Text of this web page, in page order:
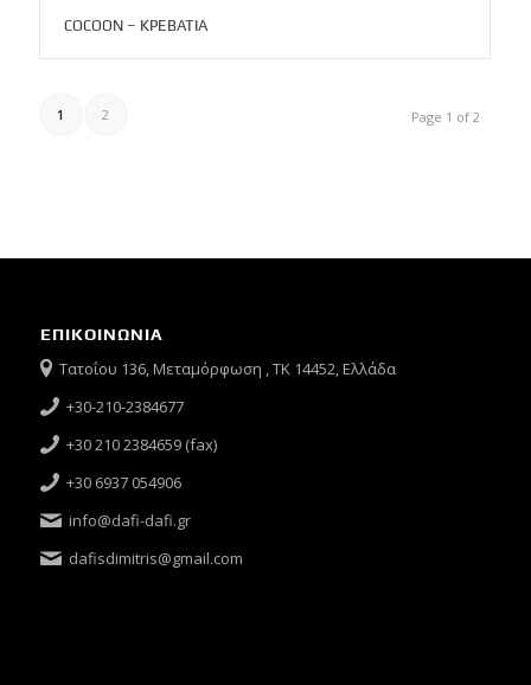
COCOON – ΚΡΕΒΑΤΙΑ
Page 1 of 2
1 2
ΕΠΙΚΟΙΝΩΝΙΑ
Τατοΐου 136, Μεταμόρφωση , ΤΚ 14452, Ελλάδα
+30-210-2384677
+30 210 2384659 (fax)
+30 6937 054906
info@dafi-dafi.gr
dafisdimitris@gmail.com